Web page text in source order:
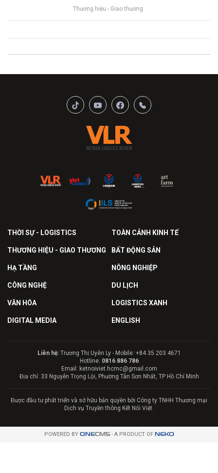
Thương hiệu - Giao thương
THỜI SỰ - LOGISTICS TOÀN CẢNH KINH TẾ
THƯƠNG HIỆU - GIAO THƯƠNG BẤT ĐỘNG SẢN
HẠ TẦNG NÔNG NGHIỆP
CÔNG NGHỆ DU LỊCH
VĂN HÓA LOGISTICS XANH
DIGITAL MEDIA ENGLISH
Liên hệ:Trương Thị Uyên Ly - Mobile: +84 35 203 4671
Hotline: 0816 886 786
Email: ketnoiviet.hcmc@gmail.com
Địa chỉ: 33 Nguyễn Trọng Lội, Phường Tân Sơn Nhất, TP Hồ Chí Minh
Được đầu tư phát triển và sở hữu bản quyền bởi Công ty TNHH Thương mại
Dịch vụ Truyền thông Kết Nối Việt.
POWERED BY ONECMS- A PRODUCT OF NEKO